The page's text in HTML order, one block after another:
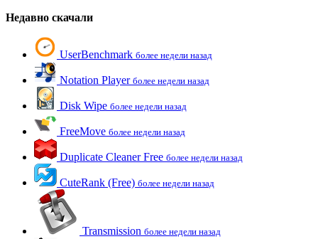
Недавно скачали
UserBenchmark более недели назад
Notation Player более недели назад
Disk Wipe более недели назад
FreeMove более недели назад
Duplicate Cleaner Free более недели назад
CuteRank (Free) более недели назад
Transmission более недели назад